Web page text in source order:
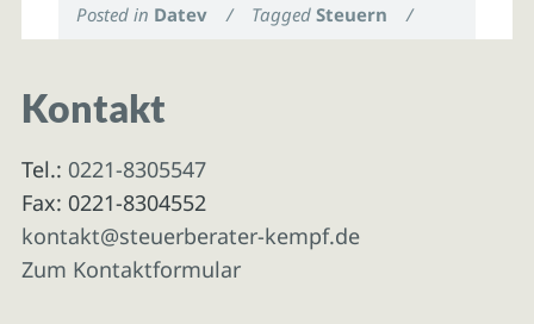
Posted in Datev / TaggedSteuern /
Kontakt
Tel.: 0221-8305547
Fax: 0221-8304552
kontakt@steuerberater-kempf.de
Zum Kontaktformular